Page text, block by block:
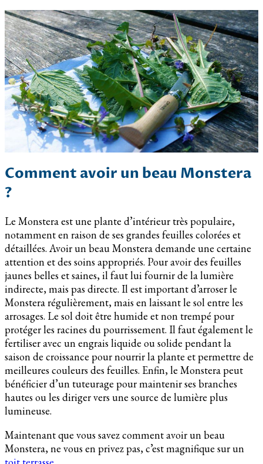
Comment avoir un beau Monstera
?
Le Monstera est une plante d’intérieur très populaire,
notamment en raison de ses grandes feuilles colorées et
détaillées. Avoir un beau Monstera demande une certaine
attention et des soins appropriés. Pour avoir des feuilles
jaunes belles et saines, il faut lui fournir de la lumière
indirecte, mais pas directe. Il est important d’arroser le
Monstera régulièrement, mais en laissant le sol entre les
arrosages. Le sol doit être humide et non trempé pour
protéger les racines du pourrissement. Il faut également le
fertiliser avec un engrais liquide ou solide pendant la
saison de croissance pour nourrir la plante et permettre de
meilleures couleurs des feuilles. Enfin, le Monstera peut
bénéficier d’un tuteurage pour maintenir ses branches
hautes ou les diriger vers une source de lumière plus
lumineuse.
Maintenant que vous savez comment avoir un beau
Monstera, ne vous en privez pas, c’est magnifique sur un